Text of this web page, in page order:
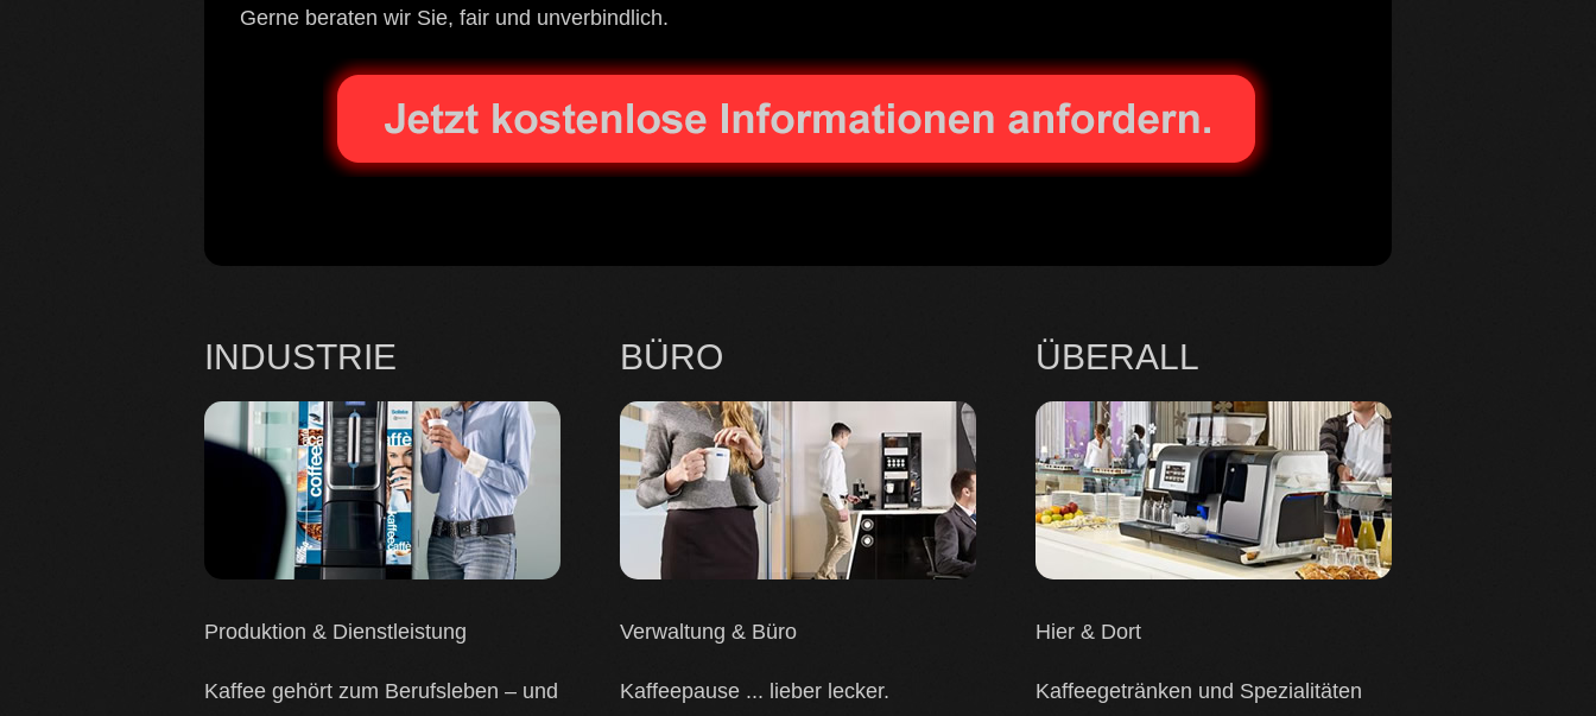
Gerne beraten wir Sie, fair und unverbindlich.
INDUSTRIE
Produktion & Dienstleistung
Kaffee gehört zum Berufsleben – und
BÜRO
Verwaltung & Büro
Kaffeepause ... lieber lecker.
ÜBERALL
Hier & Dort
Kaffeegetränken und Spezialitäten